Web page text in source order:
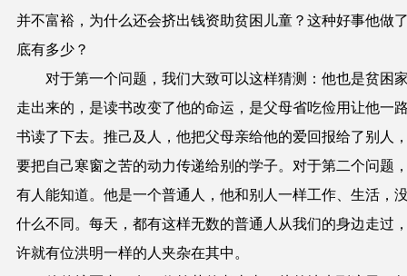
并不富裕，为什么还会挤出钱资助贫困儿童？这种好事他做
底有多少？
对于第一个问题，我们大致可以这样猜测：他也是贫困
走出来的，是读书改变了他的命运，是父母省吃俭用让他一
书读了下去。推己及人，他把父母亲给他的爱回报给了别人
要把自己寒窗之苦的动力传递给别的学子。对于第二个问题
有人能知道。他是一个普通人，他和别人一样工作、生活，
什么不同。每天，都有这样无数的普通人从我们的身边走过
许就有位洪明一样的人夹杂在其中。